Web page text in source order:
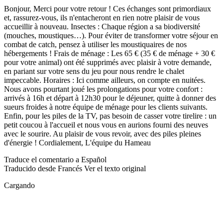
Bonjour, Merci pour votre retour ! Ces échanges sont primordiaux
et, rassurez-vous, ils n'entacheront en rien notre plaisir de vous
accueillir à nouveau. Insectes : Chaque région a sa biodiversité
(mouches, moustiques…). Pour éviter de transformer votre séjour en
combat de catch, pensez à utiliser les moustiquaires de nos
hébergements ! Frais de ménage : Les 65 € (35 € de ménage + 30 €
pour votre animal) ont été supprimés avec plaisir à votre demande,
en pariant sur votre sens du jeu pour nous rendre le chalet
impeccable. Horaires : Ici comme ailleurs, on compte en nuitées.
Nous avons pourtant joué les prolongations pour votre confort :
arrivés à 16h et départ à 12h30 pour le déjeuner, quitte à donner des
sueurs froides à notre équipe de ménage pour les clients suivants.
Enfin, pour les piles de la TV, pas besoin de casser votre tirelire : un
petit coucou à l'accueil et nous vous en aurions fourni des neuves
avec le sourire. Au plaisir de vous revoir, avec des piles pleines
d'énergie ! Cordialement, L'équipe du Hameau
Traduce el comentario a Español
Traducido desde Francés Ver el texto original
Cargando